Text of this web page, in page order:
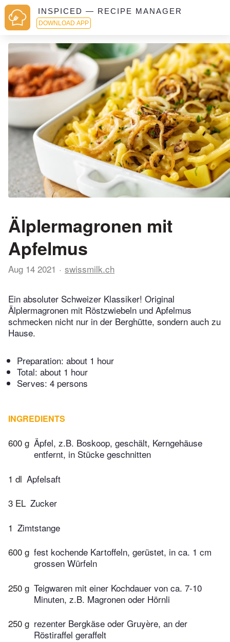
INSPICED — RECIPE MANAGER
DOWNLOAD APP
Älplermagronen mit
Apfelmus
Aug 14 2021 swissmilk.ch
Ein absoluter Schweizer Klassiker! Original
Älplermagronen mit Röstzwiebeln und Apfelmus
schmecken nicht nur in der Berghütte, sondern auch zu
Hause.
Preparation: about 1 hour
Total: about 1 hour
Serves: 4 persons
INGREDIENTS
600 g Äpfel, z.B. Boskoop, geschält, Kerngehäuse
entfernt, in Stücke geschnitten
1 dl Apfelsaft
3 EL Zucker
1 Zimtstange
600 g fest kochende Kartoffeln, gerüstet, in ca. 1 cm
grossen Würfeln
250 g Teigwaren mit einer Kochdauer von ca. 7-10
Minuten, z.B. Magronen oder Hörnli
250 g rezenter Bergkäse oder Gruyère, an der
Röstiraffel geraffelt